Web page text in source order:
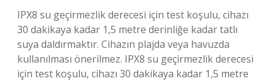
IPX8 su geçirmezlik derecesi için test koşulu, cihazı
30 dakikaya kadar 1,5 metre derinliğe kadar tatlı
suya daldırmaktır. Cihazın plajda veya havuzda
kullanılması önerilmez. IPX8 su geçirmezlik derecesi
için test koşulu, cihazı 30 dakikaya kadar 1,5 metre